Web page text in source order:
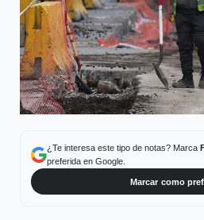
¿Te interesa este tipo de notas? Marca
preferida en Google.
Marcar como